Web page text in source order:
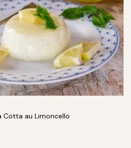
Cotta au Limoncello